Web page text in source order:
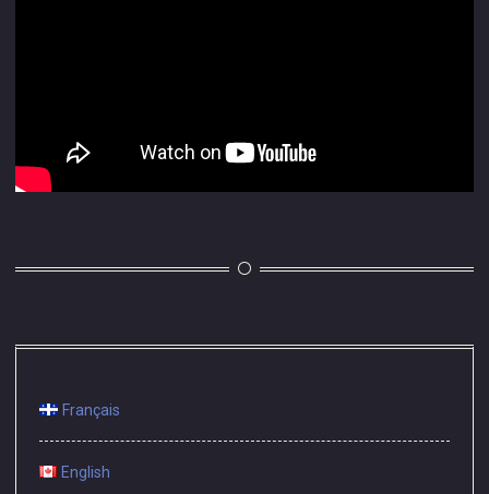
Français
English